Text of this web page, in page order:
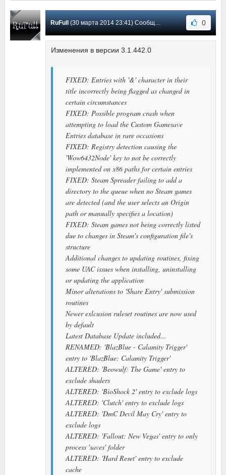
RuFull (30 марта 2014 23:41) Сообщение #69 0
Изменения в версии 3.1.442.0
FIXED: Entries with '&' character in their
title incorrectly being flagged as changed in
certain circumstances
FIXED: Possible program crash when
attempting to load the Custom Gamesave
Entries database in rare occasions
FIXED: Registry detection causing the
'Wow6432Node' key to not be correctly
implemented on x86 paths for certain entries
FIXED: Steam Spreader failing to add a
directory to the queue when no Steam games
are detected (and the user selects an Origin
path or manually specifies a location)
FIXED: Steam games not being correctly listed
due to changes in Steam's configuration file's
structure
Additional changes to updating routines, fixing
some UAC issues when installing, uninstalling
or updating the application
Minor alterations to 'Share Entry' submission
routines
Newer exlcusion ruleset routines are now used
by default
Latest Database Update included...
RENAMED: 'BlazBlue - Calamity Trigger'
entry to 'BlazBlue: Calamity Trigger'
ALTERED: 'Beowulf: The Game' entry to
exclude shaders
ALTERED: 'BioShock 2' entry to exclude logs
ALTERED: 'Clutch' entry to exclude logs
ALTERED: 'DmC Devil May Cry' entry to
exclude logs
ALTERED: 'Fallout: New Vegas' entry to only
process 'saves' folder
ALTERED: 'Hard Reset' entry to exclude
cache